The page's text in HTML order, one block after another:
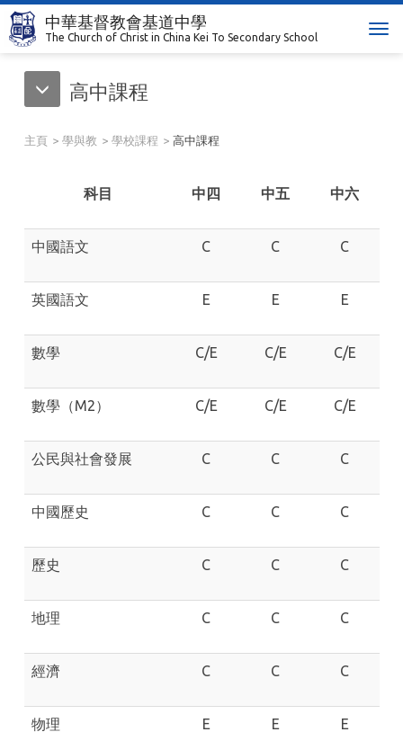
中華基督教會基道中學
The Church of Christ in China Kei To Secondary School
T
g
高中課程
主頁 學與教 學校課程 高中課程
科目 中四 中五 中六
中國語文 C C C
英國語文 E E E
數學 C/E C/E C/E
數學（M2） C/E C/E C/E
公民與社會發展 C C C
中國歷史 C C C
歷史 C C C
地理 C C C
經濟 C C C
物理 E E E